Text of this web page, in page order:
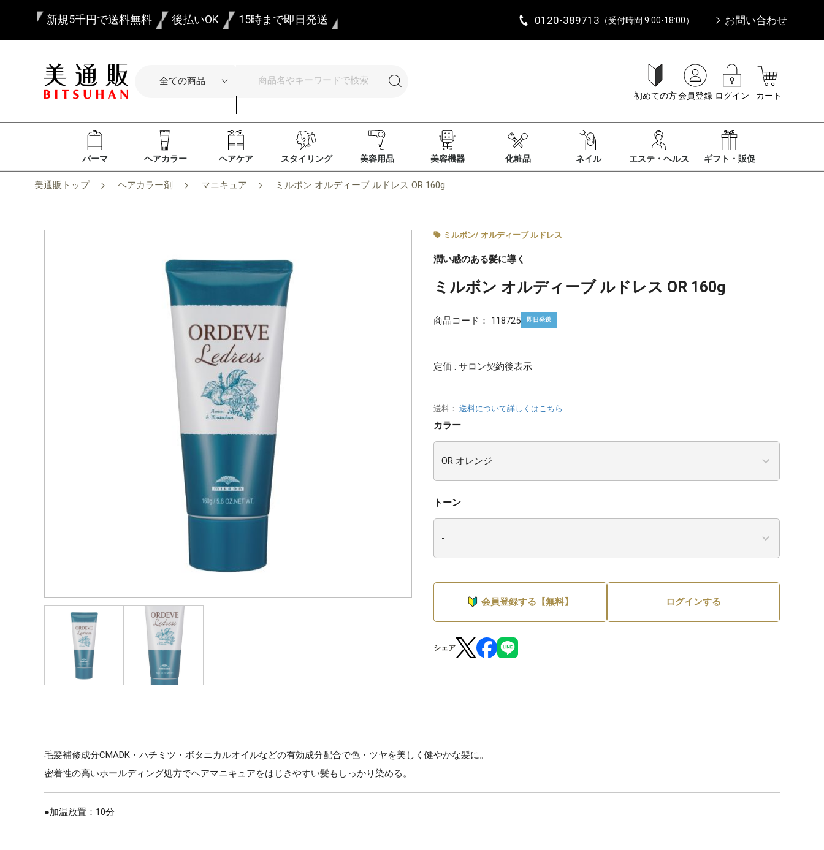
新規5千円で送料無料 後払いOK 15時まで即日発送 0120-389713 （受付時間 9:00-18:00） お問い合わせ
初めての方会員登録 ログイン カート
パーマ ヘアカラー ヘアケア スタイリング 美容用品 美容機器 化粧品 ネイル エステ・ヘルス ギフト・販促
美通販トップ ヘアカラー剤 マニキュア ミルボン オルディーブ ルドレス OR 160g
ミルボン/ オルディーブ ルドレス
潤い感のある髪に導く
ミルボン オルディーブ ルドレス OR 160g
商品コード： 118725 即日発送
定価 : サロン契約後表示
送料： 送料について詳しくはこちら
カラー
トーン
会員登録する【無料】 ログインする
シェア
毛髪補修成分CMADK・ハチミツ・ボタニカルオイルなどの有効成分配合で色・ツヤを美しく健やかな髪に。
密着性の高いホールディング処方でヘアマニキュアをはじきやすい髪もしっかり染める。
●加温放置：10分